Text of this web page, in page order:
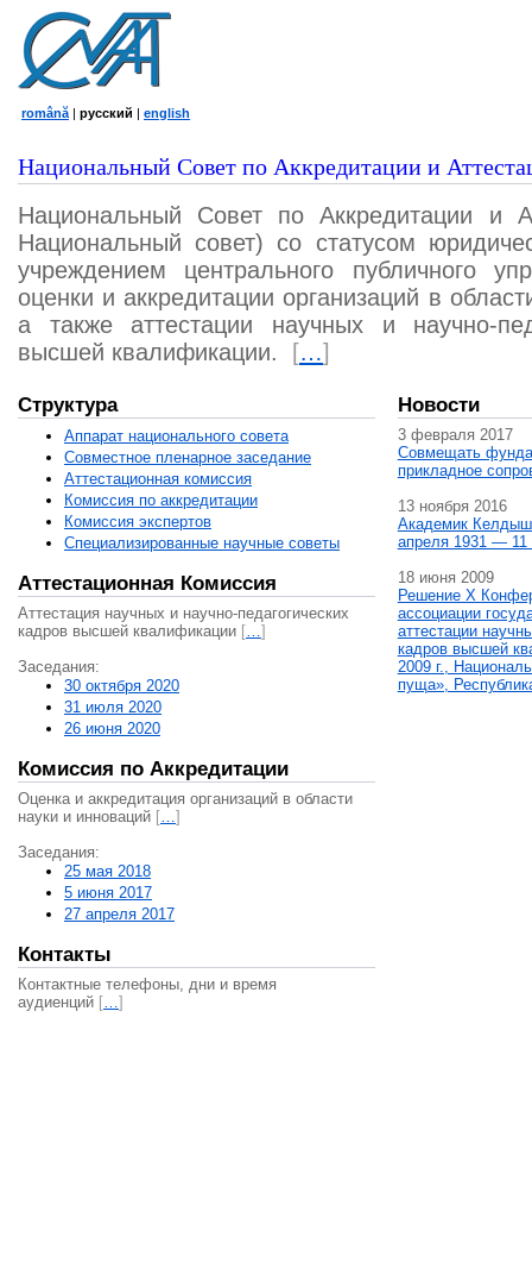
română | русский | english
Национальный Совет по Аккредитации и
Национальный Совет по Аккредитации и
Национальный совет) со статусом
учреждением центрального публичного
оценки и аккредитации организаций в
а также аттестации научных и научно-
высшей квалификации.
[…]
Структура
Аппарат национального совета
Совместное пленарное заседание
Аттестационная комисcия
Комиссия по аккредитации
Комиссия экспертов
Специализированные научные советы
Аттестационная Комиссия
Аттестация научных и научно-педагогических
кадров высшей квалификации […]
Заседания:
30 октября 2020
31 июля 2020
26 июня 2020
Комиссия по Аккредитации
Оценка и аккредитация организаций в области
науки и инноваций […]
Заседания:
25 мая 2018
5 июня 2017
27 апреля 2017
Контакты
Контактные телефоны, дни и время
аудиенций […]
Новости
3 февраля 2017
Совмещать
прикладное
13 ноября 2016
Академик
апреля 1931 — 11
18 июня 2009
Решение X
ассоциации
аттестации
кадров высшей
2009 г.,
пуща»,